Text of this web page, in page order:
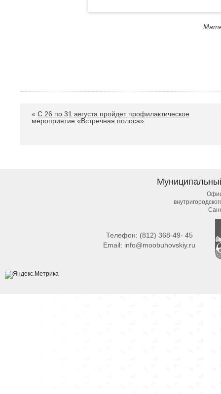
« C 26 по 31 августа пройдет профилактическое
мероприятие «Встречная полоса»
Телефон: (812) 368-49- 45
Email: info@moobuhovskiy.ru